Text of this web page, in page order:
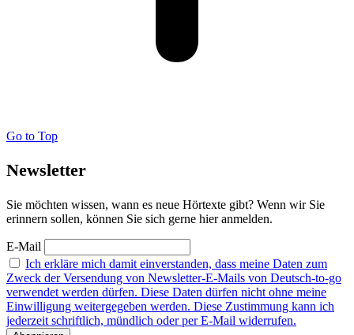
Go to Top
Newsletter
Sie möchten wissen, wann es neue Hörtexte gibt? Wenn wir Sie
erinnern sollen, können Sie sich gerne hier anmelden.
E-Mail
Ich erkläre mich damit einverstanden, dass meine Daten zum
Zweck der Versendung von Newsletter-E-Mails von Deutsch-to-go
verwendet werden dürfen. Diese Daten dürfen nicht ohne meine
Einwilligung weitergegeben werden. Diese Zustimmung kann ich
jederzeit schriftlich, mündlich oder per E-Mail widerrufen.